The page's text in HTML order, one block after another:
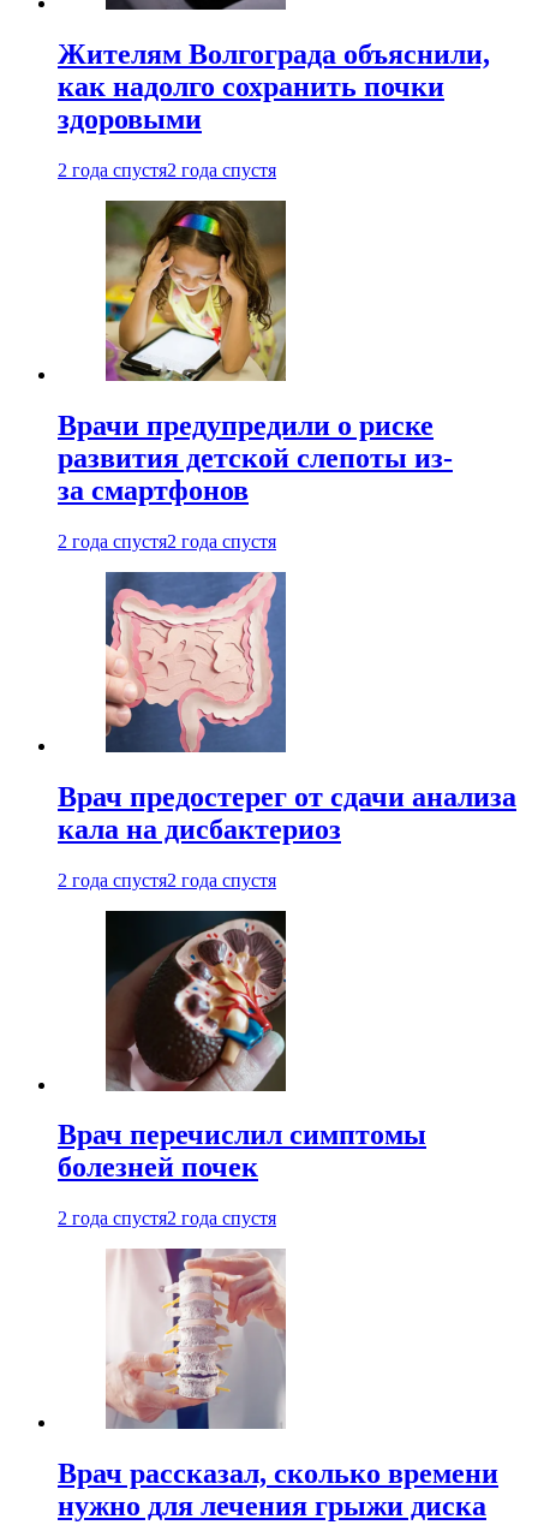
Жителям Волгограда объяснили,
как надолго сохранить почки
здоровыми
2 года спустя2 года спустя
Врачи предупредили о риске
развития детской слепоты из-
за смартфонов
2 года спустя2 года спустя
Врач предостерег от сдачи анализа
кала на дисбактериоз
2 года спустя2 года спустя
Врач перечислил симптомы
болезней почек
2 года спустя2 года спустя
Врач рассказал, сколько времени
нужно для лечения грыжи диска